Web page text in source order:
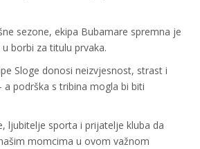
sezone, ekipa Bubamare spremna je
borbi za titulu prvaka.
Sloge donosi neizvjesnost, strast i
a podrška s tribina mogla bi biti
ljubitelje sporta i prijatelje kluba da
momcima u ovom važnom